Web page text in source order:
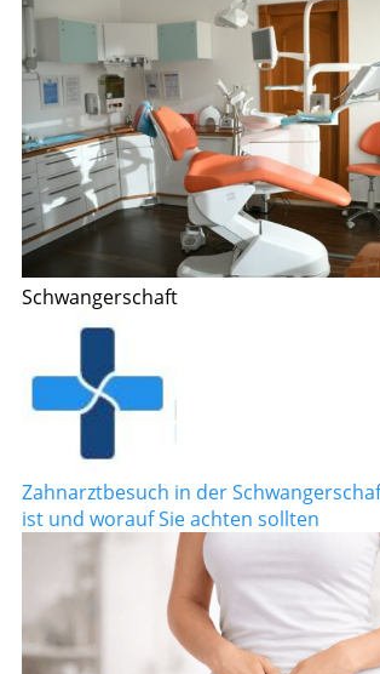
Schwangerschaft
Zahnarztbesuch in der
ist und worauf Sie achten sollten